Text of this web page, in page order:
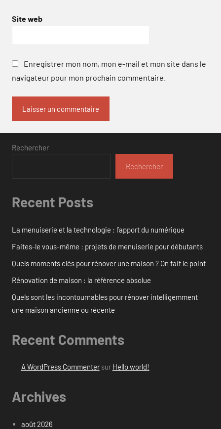
Site web
Enregistrer mon nom, mon e-mail et mon site dans le
navigateur pour mon prochain commentaire.
Rechercher
Rechercher
Recent Posts
La menuiserie et la technologie : l’apport du numérique
Faites-le vous-même : projets de menuiserie pour débutants
Quels moments clés pour rénover une maison ? On fait le point
Rénovation de maison : la référence absolue
Quels sont les incontournables pour rénover intelligemment
une maison ancienne ou récente
Recent Comments
A WordPress Commentersur Hello world!
Archives
août 2026